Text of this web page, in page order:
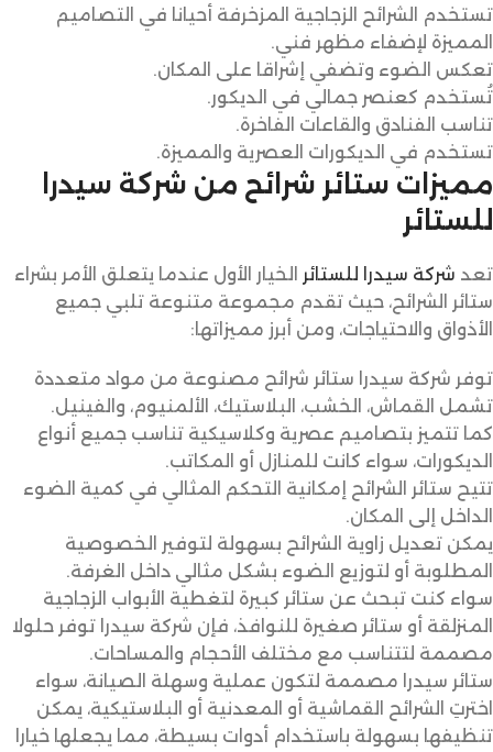
تستخدم الشرائح الزجاجية المزخرفة أحيانا في التصاميم
المميزة لإضفاء مظهر فني.
تعكس الضوء وتضفي إشراقا على المكان.
تُستخدم كعنصر جمالي في الديكور.
تناسب الفنادق والقاعات الفاخرة.
تستخدم في الديكورات العصرية والمميزة.
مميزات ستائر شرائح من شركة سيدرا
للستائر
تعد شركة سيدرا للستائر
الخيار الأول عندما يتعلق الأمر بشراء
ستائر الشرائح، حيث تقدم مجموعة متنوعة تلبي جميع
الأذواق والاحتياجات، ومن أبرز مميزاتها:
توفر شركة سيدرا ستائر شرائح مصنوعة من مواد متعددة
تشمل القماش، الخشب، البلاستيك، الألمنيوم، والفينيل.
كما تتميز بتصاميم عصرية وكلاسيكية تناسب جميع أنواع
الديكورات، سواء كانت للمنازل أو المكاتب.
تتيح ستائر الشرائح إمكانية التحكم المثالي في كمية الضوء
الداخل إلى المكان.
يمكن تعديل زاوية الشرائح بسهولة لتوفير الخصوصية
المطلوبة أو لتوزيع الضوء بشكل مثالي داخل الغرفة.
سواء كنت تبحث عن ستائر كبيرة لتغطية الأبواب الزجاجية
المنزلقة أو ستائر صغيرة للنوافذ، فإن شركة سيدرا توفر حلولا
مصممة لتتناسب مع مختلف الأحجام والمساحات.
ستائر سيدرا مصممة لتكون عملية وسهلة الصيانة، سواء
اخترتِ الشرائح القماشية أو المعدنية أو البلاستيكية، يمكن
تنظيفها بسهولة باستخدام أدوات بسيطة، مما يجعلها خيارا